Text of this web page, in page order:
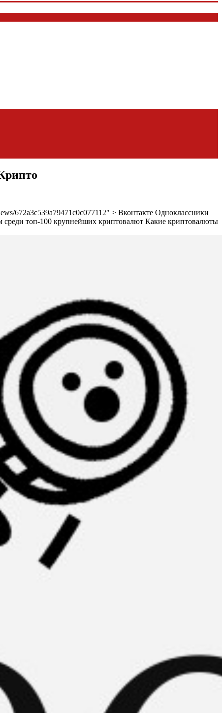
672a3c539a79471c0c077112″ > Вконтакте Одноклассники
среди топ-100 крупнейших криптовалют Какие криптовалюты